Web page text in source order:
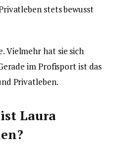
stets bewusst
Vielmehr hat sie sich
im Profisport ist das
Privatleben.
Laura